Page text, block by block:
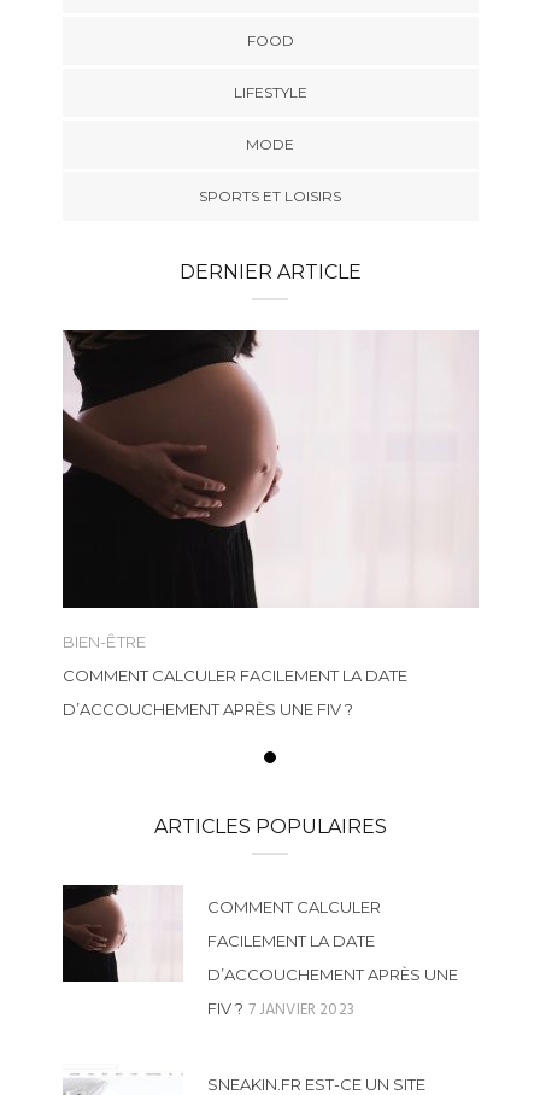
FOOD
LIFESTYLE
MODE
SPORTS ET LOISIRS
DERNIER ARTICLE
BIEN-ÊTRE
COMMENT CALCULER FACILEMENT LA DATE
D’ACCOUCHEMENT APRÈS UNE FIV ?
ARTICLES POPULAIRES
COMMENT CALCULER
FACILEMENT LA DATE
D’ACCOUCHEMENT APRÈS UNE
FIV ? 7 JANVIER 2023
SNEAKIN.FR EST-CE UN SITE